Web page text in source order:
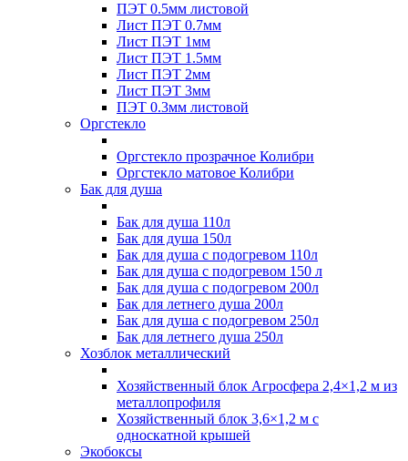
ПЭТ 0.5мм листовой
Лист ПЭТ 0.7мм
Лист ПЭТ 1мм
Лист ПЭТ 1.5мм
Лист ПЭТ 2мм
Лист ПЭТ 3мм
ПЭТ 0.3мм листовой
Оргстекло
Оргстекло прозрачное Колибри
Оргстекло матовое Колибри
Бак для душа
Бак для душа 110л
Бак для душа 150л
Бак для душа с подогревом 110л
Бак для душа с подогревом 150 л
Бак для душа с подогревом 200л
Бак для летнего душа 200л
Бак для душа с подогревом 250л
Бак для летнего душа 250л
Хозблок металлический
Хозяйственный блок Агросфера 2,4×1,2 м из
металлопрофиля
Хозяйственный блок 3,6×1,2 м с
односкатной крышей
Экобоксы